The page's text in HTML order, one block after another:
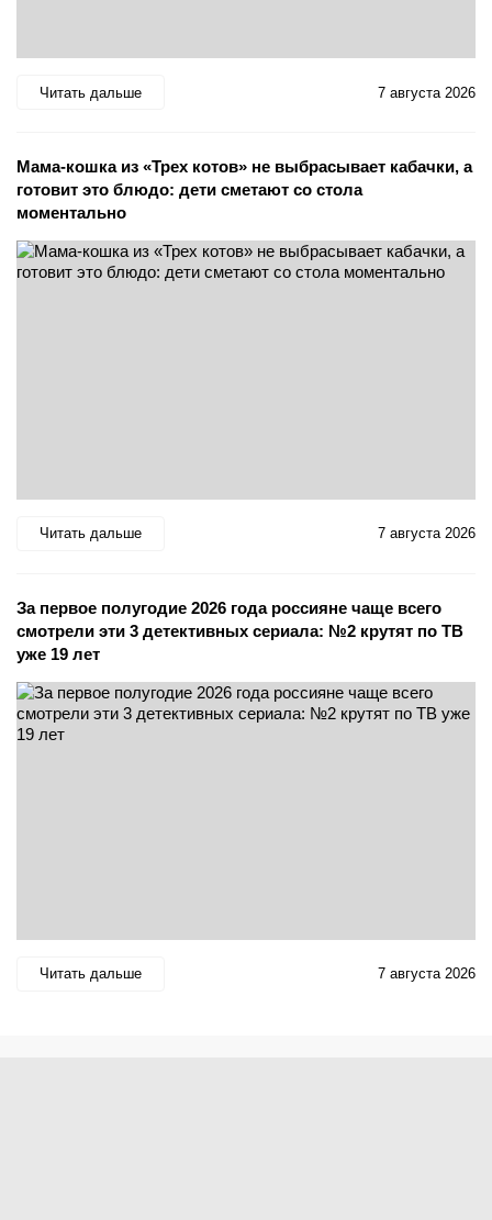
Читать дальше 7 августа 2026
Мама-кошка из «Трех котов» не выбрасывает кабачки, а
готовит это блюдо: дети сметают со стола
моментально
Читать дальше 7 августа 2026
За первое полугодие 2026 года россияне чаще всего
смотрели эти 3 детективных сериала: №2 крутят по ТВ
уже 19 лет
Читать дальше 7 августа 2026